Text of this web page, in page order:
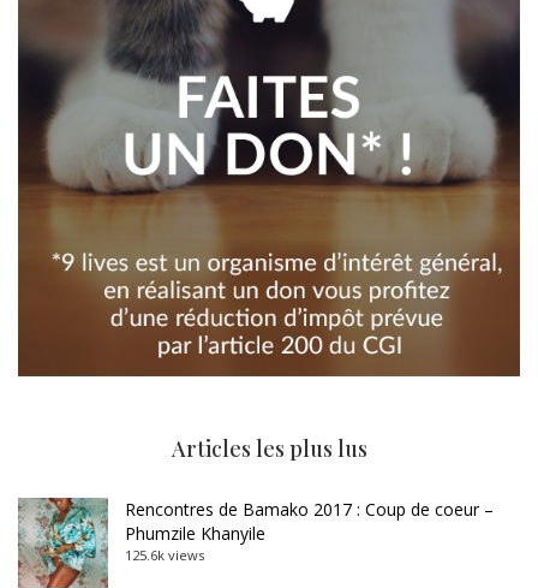
Articles les plus lus
Rencontres de Bamako 2017 : Coup de coeur –
Phumzile Khanyile
125.6k views